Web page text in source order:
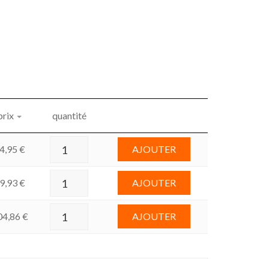
quantité
€ AJOUTER
€ AJOUTER
€ AJOUTER